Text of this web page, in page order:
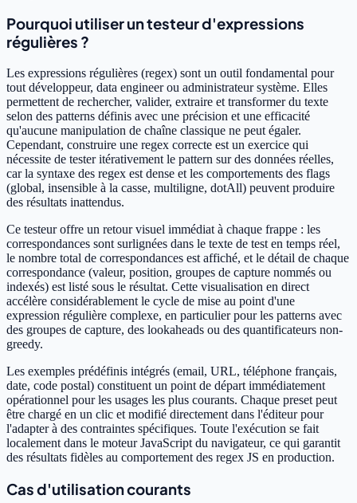
Pourquoi utiliser un testeur d'expressions
régulières ?
Les expressions régulières (regex) sont un outil fondamental pour
tout développeur, data engineer ou administrateur système. Elles
permettent de rechercher, valider, extraire et transformer du texte
selon des patterns définis avec une précision et une efficacité
qu'aucune manipulation de chaîne classique ne peut égaler.
Cependant, construire une regex correcte est un exercice qui
nécessite de tester itérativement le pattern sur des données réelles,
car la syntaxe des regex est dense et les comportements des flags
(global, insensible à la casse, multiligne, dotAll) peuvent produire
des résultats inattendus.
Ce testeur offre un retour visuel immédiat à chaque frappe : les
correspondances sont surlignées dans le texte de test en temps réel,
le nombre total de correspondances est affiché, et le détail de chaque
correspondance (valeur, position, groupes de capture nommés ou
indexés) est listé sous le résultat. Cette visualisation en direct
accélère considérablement le cycle de mise au point d'une
expression régulière complexe, en particulier pour les patterns avec
des groupes de capture, des lookaheads ou des quantificateurs non-
greedy.
Les exemples prédéfinis intégrés (email, URL, téléphone français,
date, code postal) constituent un point de départ immédiatement
opérationnel pour les usages les plus courants. Chaque preset peut
être chargé en un clic et modifié directement dans l'éditeur pour
l'adapter à des contraintes spécifiques. Toute l'exécution se fait
localement dans le moteur JavaScript du navigateur, ce qui garantit
des résultats fidèles au comportement des regex JS en production.
Cas d'utilisation courants